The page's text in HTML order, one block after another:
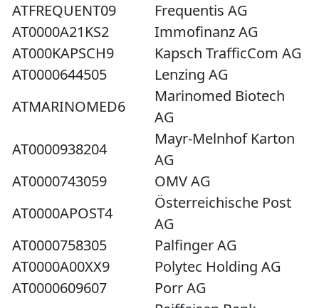
ATFREQUENT09
Frequentis AG
AT0000A21KS2
Immofinanz AG
AT000KAPSCH9
Kapsch TrafficCom AG
AT0000644505
Lenzing AG
ATMARINOMED6
Marinomed Biotech
AG
AT0000938204
Mayr-Melnhof Karton
AG
AT0000743059
OMV AG
AT0000APOST4
Österreichische Post
AG
AT0000758305
Palfinger AG
AT0000A00XX9
Polytec Holding AG
AT0000609607
Porr AG